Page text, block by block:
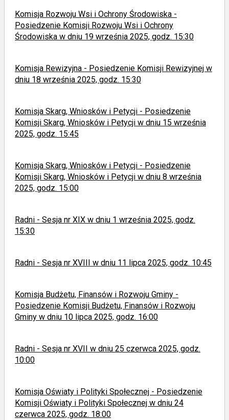
Komisja Rozwoju Wsi i Ochrony Środowiska -
Posiedzenie Komisji Rozwoju Wsi i Ochrony
Środowiska w dniu 19 września 2025, godz. 15:30
Komisja Rewizyjna - Posiedzenie Komisji Rewizyjnej w
dniu 18 września 2025, godz. 15:30
Komisja Skarg, Wniosków i Petycji - Posiedzenie
Komisji Skarg, Wniosków i Petycji w dniu 15 września
2025, godz. 15:45
Komisja Skarg, Wniosków i Petycji - Posiedzenie
Komisji Skarg, Wniosków i Petycji w dniu 8 września
2025, godz. 15:00
Radni - Sesja nr XIX w dniu 1 września 2025, godz.
15:30
Radni - Sesja nr XVIII w dniu 11 lipca 2025, godz. 10:45
Komisja Budżetu, Finansów i Rozwoju Gminy -
Posiedzenie Komisji Budżetu, Finansów i Rozwoju
Gminy w dniu 10 lipca 2025, godz. 16:00
Radni - Sesja nr XVII w dniu 25 czerwca 2025, godz.
10:00
Komisja Oświaty i Polityki Społecznej - Posiedzenie
Komisji Oświaty i Polityki Społecznej w dniu 24
czerwca 2025, godz. 18:00